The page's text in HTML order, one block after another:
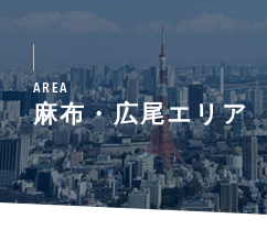
AREA
麻布・広尾エリア